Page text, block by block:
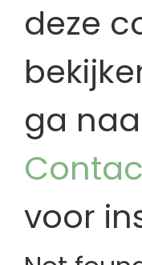
deze
ga
voor